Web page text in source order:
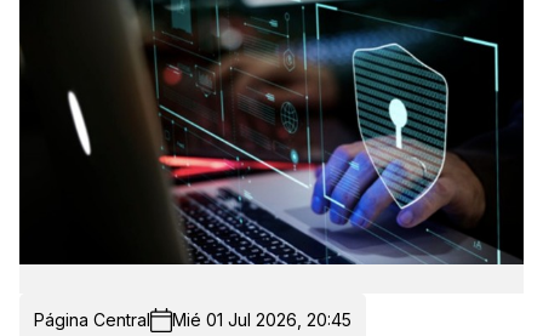
Página Central Mié 01 Jul 2026, 20:45